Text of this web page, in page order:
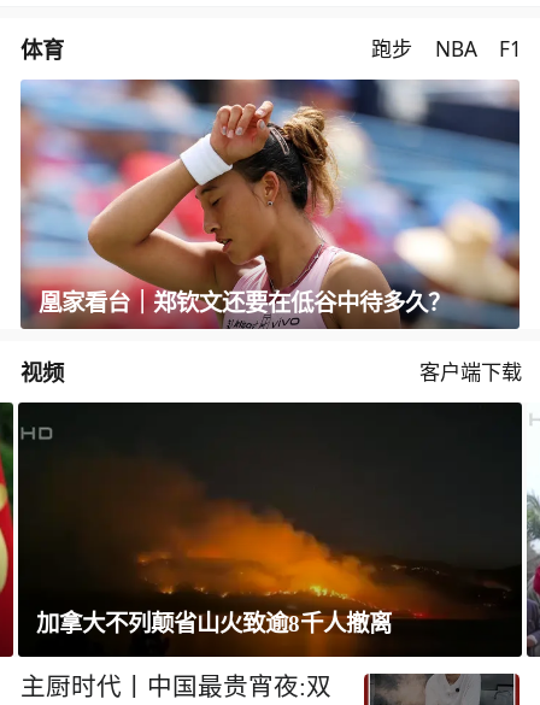
体育 跑步 NBA F1
凰家看台｜郑钦文还要在低谷中待多久？
视频 客户端下载
巴西将与阿根廷外交关系降为代办级
主厨时代丨中国最贵宵夜:双